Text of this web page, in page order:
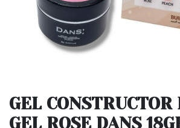
GEL
GEL ROSE DANS